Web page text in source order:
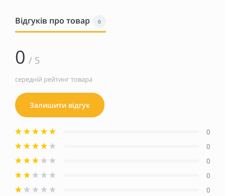
Відгуків про товар 0
0 / 5
середній рейтинг товара
Залишити відгук
0
0
0
0
0